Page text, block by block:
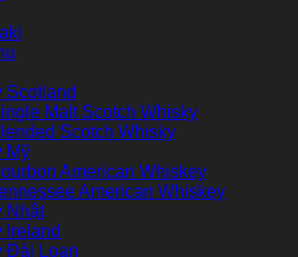
Scotland
Malt Scotch Whisky
Scotch Whisky
Mỹ
American Whiskey
American Whiskey
Nhật
Ireland
Đài Loan